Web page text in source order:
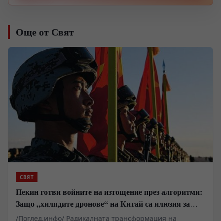
Още от Свят
СВЯТ
Пекин готви войните на изтощение през алгоритми:
Защо „хилядите дронове“ на Китай са илюзия за
лаици
/Поглед.инфо/ Радикалната трансформация на